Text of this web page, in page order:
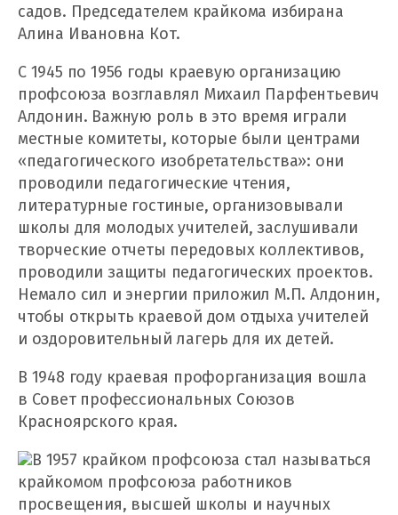
садов. Председателем крайкома избирана
Алина Ивановна Кот.
С 1945 по 1956 годы краевую организацию
профсоюза возглавлял Михаил Парфентьевич
Алдонин. Важную роль в это время играли
местные комитеты, которые были центрами
«педагогического изобретательства»: они
проводили педагогические чтения,
литературные гостиные, организовывали
школы для молодых учителей, заслушивали
творческие отчеты передовых коллективов,
проводили защиты педагогических проектов.
Немало сил и энергии приложил М.П. Алдонин,
чтобы открыть краевой дом отдыха учителей
и оздоровительный лагерь для их детей.
В 1948 году краевая профорганизация вошла
в Совет профессиональных Союзов
Красноярского края.
В 1957 крайком профсоюза стал называться
крайкомом профсоюза работников
просвещения, высшей школы и научных